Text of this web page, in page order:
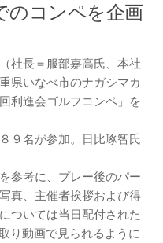
コンペを企画
社長＝服部嘉高氏、本社
県いなべ市のナガシマカ
利進会ゴルフコンペ」を
９名が参加。日比琢智氏
参考に、プレー後のパー
真、主催者挨拶および得
ついては当日配付された
り動画で見られるように